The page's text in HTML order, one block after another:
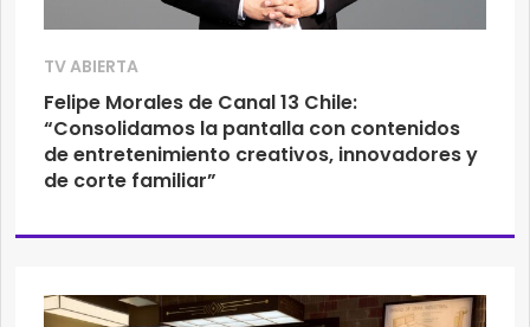
TV ABIERTA
Felipe Morales de Canal 13 Chile:
“Consolidamos la pantalla con contenidos
de entretenimiento creativos, innovadores y
de corte familiar”